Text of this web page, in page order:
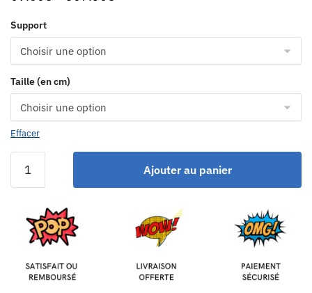
Support
Taille (en cm)
Effacer
Ajouter au panier